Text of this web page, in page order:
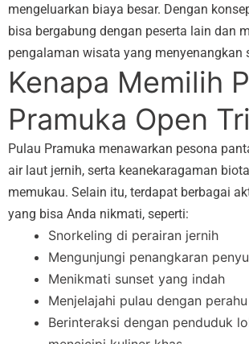
mengeluarkan biaya besar. Dengan
bisa bergabung dengan peserta lain dan
pengalaman wisata yang menyenangkan
Kenapa Memilih
Pramuka Open
Pulau Pramuka menawarkan pesona
air laut jernih, serta keanekaragaman
memukau. Selain itu, terdapat berbagai
yang bisa Anda nikmati, seperti:
Snorkeling di perairan jernih
Mengunjungi penangkaran penyu
Menikmati sunset yang indah
Menjelajahi pulau dengan perahu
Berinteraksi dengan penduduk